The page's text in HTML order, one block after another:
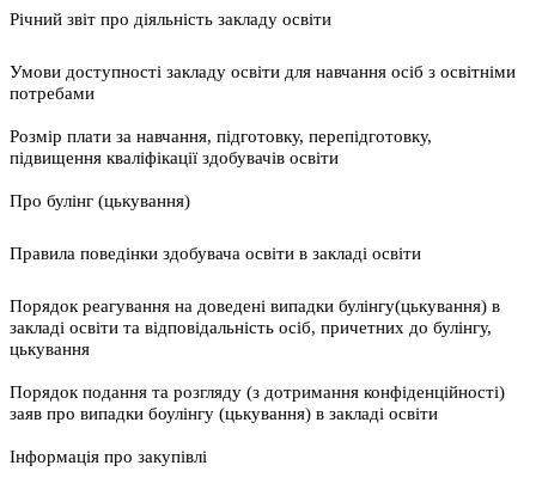
Річний звіт про діяльність закладу освіти
Умови доступності закладу освіти для навчання осіб з освітніми
потребами
Розмір плати за навчання, підготовку, перепідготовку,
підвищення кваліфікації здобувачів освіти
Про булінг (цькування)
Правила поведінки здобувача освіти в закладі освіти
Порядок реагування на доведені випадки булінгу(цькування) в
закладі освіти та відповідальність осіб, причетних до булінгу,
цькування
Порядок подання та розгляду (з дотримання конфіденційності)
заяв про випадки боулінгу (цькування) в закладі освіти
Інформація про закупівлі